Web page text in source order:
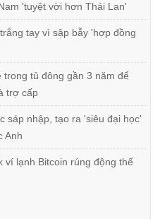
'tuyệt vời hơn Thái Lan'
tay vì sập bẫy 'hợp đồng
trong tủ đông gần 3 năm để
trợ cấp
sáp nhập, tạo ra 'siêu đại học'
Anh
ví lạnh Bitcoin rúng động thế